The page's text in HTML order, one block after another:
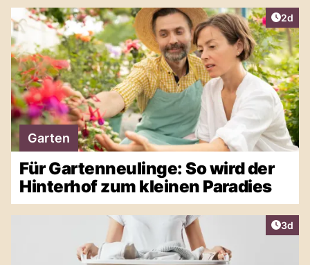
2d
Garten
Für Gartenneulinge: So wird der
Hinterhof zum kleinen Paradies
3d